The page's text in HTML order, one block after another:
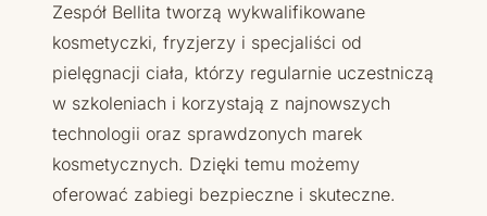
Zespół Bellita tworzą wykwalifikowane
kosmetyczki, fryzjerzy i specjaliści od
pielęgnacji ciała, którzy regularnie uczestniczą
w szkoleniach i korzystają z najnowszych
technologii oraz sprawdzonych marek
kosmetycznych. Dzięki temu możemy
oferować zabiegi bezpieczne i skuteczne.